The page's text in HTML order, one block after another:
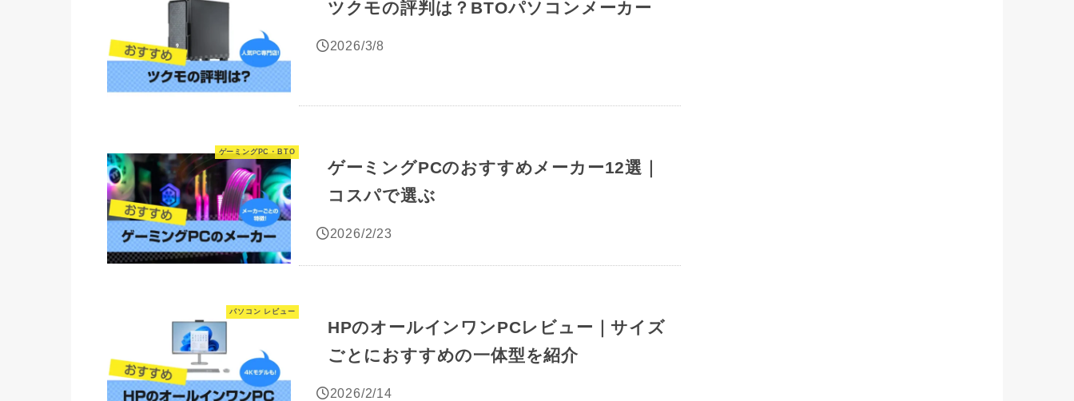
ツクモの評判は？BTOパソコンメーカー
2026/3/8
ゲーミングPC・BTO
ゲーミングPCのおすすめメーカー12選｜
コスパで選ぶ
2026/2/23
パソコン レビュー
HPのオールインワンPCレビュー｜サイズ
ごとにおすすめの一体型を紹介
2026/2/14